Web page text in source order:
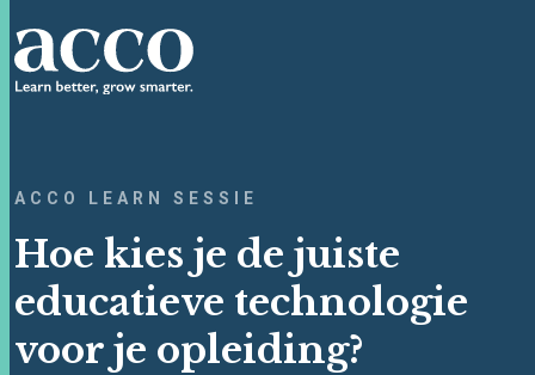
ACCO LEARN SESSIE
Hoe kies je de juiste
educatieve technologie
voor je opleiding?